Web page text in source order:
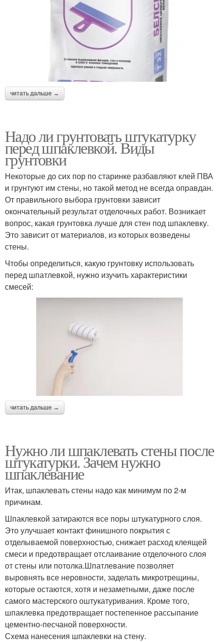
читать дальше →
Надо ли грунтовать штукатурку
перед шпаклевкой. Виды
грунтовки
Некоторые до сих пор по старинке разбавляют клей ПВА
и грунтуют им стены, но такой метод не всегда оправдан.
От правильного выбора грунтовки зависит
окончательный результат отделочных работ. Возникает
вопрос, какая грунтовка лучше для стен под шпаклевку.
Это зависит от материалов, из которых возведены
стены.
Чтобы определиться, какую грунтовку использовать
перед шпатлевкой, нужно изучить характеристики
смесей:
читать дальше →
Нужно ли шпаклевать стены после
штукатурки. Зачем нужно
шпаклевание
Итак, шпаклевать стены надо как минимум по 2-м
причинам.
Шпаклевкой затираются все поры штукатурного слоя.
Это улучшает контакт финишного покрытия с
отделываемой поверхностью, снижает расход клеящей
смеси и предотвращает отслаивание отделочного слоя
от стены или потолка.Шпатлевание позволяет
выровнять все неровности, заделать микротрещины,
которые остаются, хотя и незаметными, даже после
самого мастерского оштукатуривания. Кроме того,
шпаклевка предотвращает постепенное рассыпание
цементно-песчаной поверхности.
Схема нанесения шпаклевки на стену.